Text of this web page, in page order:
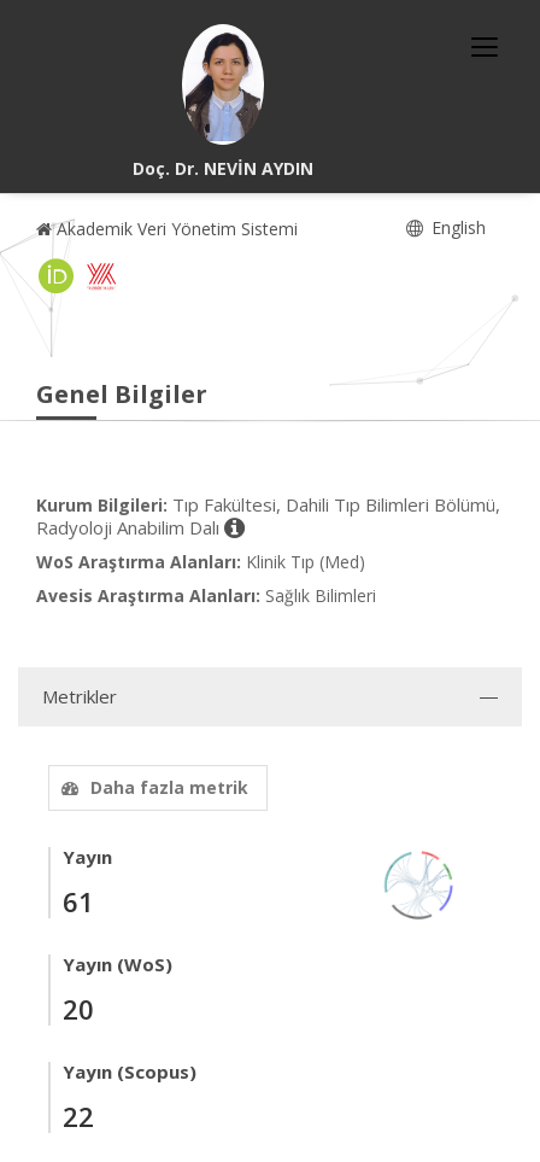
Doç. Dr. NEVİN AYDIN
Akademik Veri Yönetim Sistemi English
Genel Bilgiler
Kurum Bilgileri: Tıp Fakültesi, Dahili Tıp Bilimleri Bölümü,
Radyoloji Anabilim Dalı
WoS Araştırma Alanları: Klinik Tıp (Med)
Avesis Araştırma Alanları: Sağlık Bilimleri
Metrikler
Daha fazla metrik
Yayın
61
Yayın (WoS)
20
Yayın (Scopus)
22